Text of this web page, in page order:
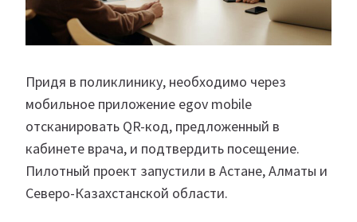
Придя в поликлинику, необходимо через
мобильное приложение egov mobile
отсканировать QR-код, предложенный в
кабинете врача, и подтвердить посещение.
Пилотный проект запустили в Астане, Алматы и
Северо-Казахстанской области.